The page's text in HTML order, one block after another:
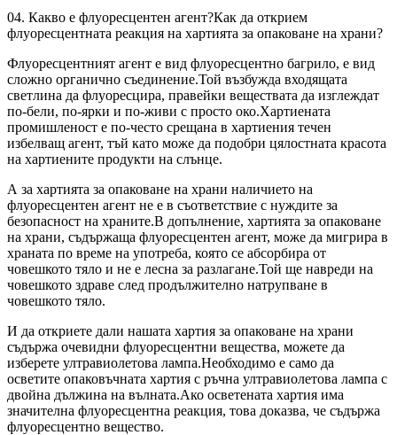
04. Какво е флуоресцентен агент?Как да открием
флуоресцентната реакция на хартията за опаковане на храни?
Флуоресцентният агент е вид флуоресцентно багрило, е вид
сложно органично съединение.Той възбужда входящата
светлина да флуоресцира, правейки веществата да изглеждат
по-бели, по-ярки и по-живи с просто око.Хартиената
промишленост е по-често срещана в хартиения течен
избелващ агент, тъй като може да подобри цялостната красота
на хартиените продукти на слънце.
А за хартията за опаковане на храни наличието на
флуоресцентен агент не е в съответствие с нуждите за
безопасност на храните.В допълнение, хартията за опаковане
на храни, съдържаща флуоресцентен агент, може да мигрира в
храната по време на употреба, която се абсорбира от
човешкото тяло и не е лесна за разлагане.Той ще навреди на
човешкото здраве след продължително натрупване в
човешкото тяло.
И да откриете дали нашата хартия за опаковане на храни
съдържа очевидни флуоресцентни вещества, можете да
изберете ултравиолетова лампа.Необходимо е само да
осветите опаковъчната хартия с ръчна ултравиолетова лампа с
двойна дължина на вълната.Ако осветената хартия има
значителна флуоресцентна реакция, това доказва, че съдържа
флуоресцентно вещество.